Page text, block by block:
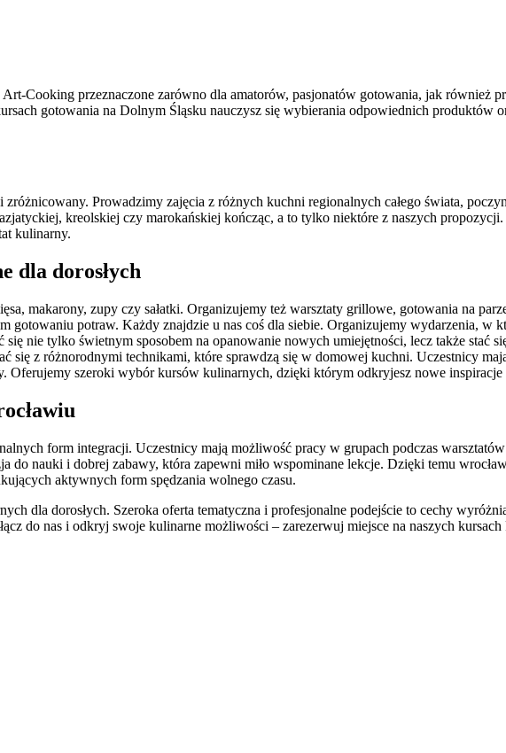
Cooking przeznaczone zarówno dla amatorów, pasjonatów gotowania, jak również
gotowania na Dolnym Śląsku nauczysz się wybierania odpowiednich produktów
Prowadzimy zajęcia z różnych kuchni regionalnych całego świata,
kreolskiej czy marokańskiej kończąc, a to tylko niektóre z naszych
kulinarny.
dla dorosłych
makarony, zupy czy sałatki. Organizujemy też warsztaty grillowe, gotowania na
potraw. Każdy znajdzie u nas coś dla siebie. Organizujemy wydarzenia, w
nie tylko świetnym sposobem na opanowanie nowych umiejętności, lecz także stać
się z różnorodnymi technikami, które sprawdzą się w domowej kuchni. Uczestnicy
Oferujemy szeroki wybór kursów kulinarnych, dzięki którym odkryjesz nowe inspiracje
form integracji. Uczestnicy mają możliwość pracy w grupach podczas
do nauki i dobrej zabawy, która zapewni miło wspominane lekcje. Dzięki temu
aktywnych form spędzania wolnego czasu.
dla dorosłych. Szeroka oferta tematyczna i profesjonalne podejście to cechy
do nas i odkryj swoje kulinarne możliwości – zarezerwuj miejsce na naszych